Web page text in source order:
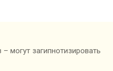
могут загипнотизировать